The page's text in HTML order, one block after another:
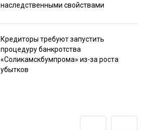
наследственными свойствами
Кредиторы требуют запустить
процедуру банкротства
«Соликамскбумпрома» из-за роста
убытков